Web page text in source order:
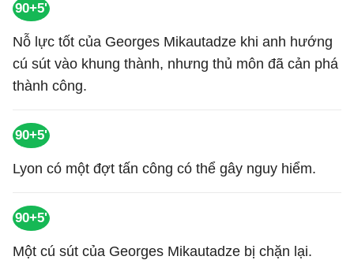
90+5'
Nỗ lực tốt của Georges Mikautadze khi anh hướng
cú sút vào khung thành, nhưng thủ môn đã cản phá
thành công.
90+5'
Lyon có một đợt tấn công có thể gây nguy hiểm.
90+5'
Một cú sút của Georges Mikautadze bị chặn lại.